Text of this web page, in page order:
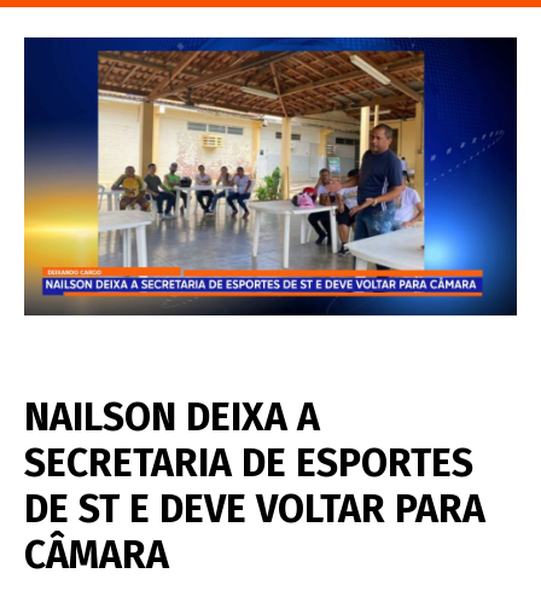
NAILSON DEIXA A
SECRETARIA DE ESPORTES
DE ST E DEVE VOLTAR PARA
CÂMARA